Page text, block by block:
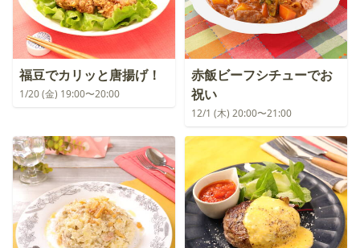
福豆でカリッと唐揚げ！
1/20 (金) 19:00〜20:00
赤飯ビーフシチューでお
祝い
12/1 (木) 20:00〜21:00